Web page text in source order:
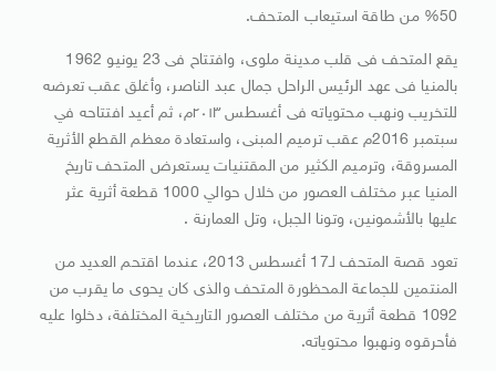
50% من طاقة استيعاب المتحف.
يقع المتحف فى قلب مدينة ملوى، وافتتاح فى 23 يونيو 1962
بالمنيا فى عهد الرئيس الراحل جمال عبد الناصر، وأغلق عقب تعرضه
للتخريب ونهب محتوياته فى أغسطس ٢٠١٣م، ثم أعيد افتتاحه في
سبتمبر 2016م عقب ترميم المبنى، واستعادة معظم القطع الأثرية
المسروقة، وترميم الكثير من المقتنيات يستعرض المتحف تاريخ
المنيا عبر مختلف العصور من خلال حوالي 1000 قطعة أثرية عثر
عليها بالأشمونين، وتونا الجبل، وتل العمارنة .
تعود قصة المتحف لـ17 أغسطس 2013، عندما اقتحم العديد من
المنتمين للجماعة المحظورة المتحف والذى كان يحوى ما يقرب من
1092 قطعة أثرية من مختلف العصور التاريخية المختلفة، دخلوا عليه
فأحرقوه ونهبوا محتوياته.